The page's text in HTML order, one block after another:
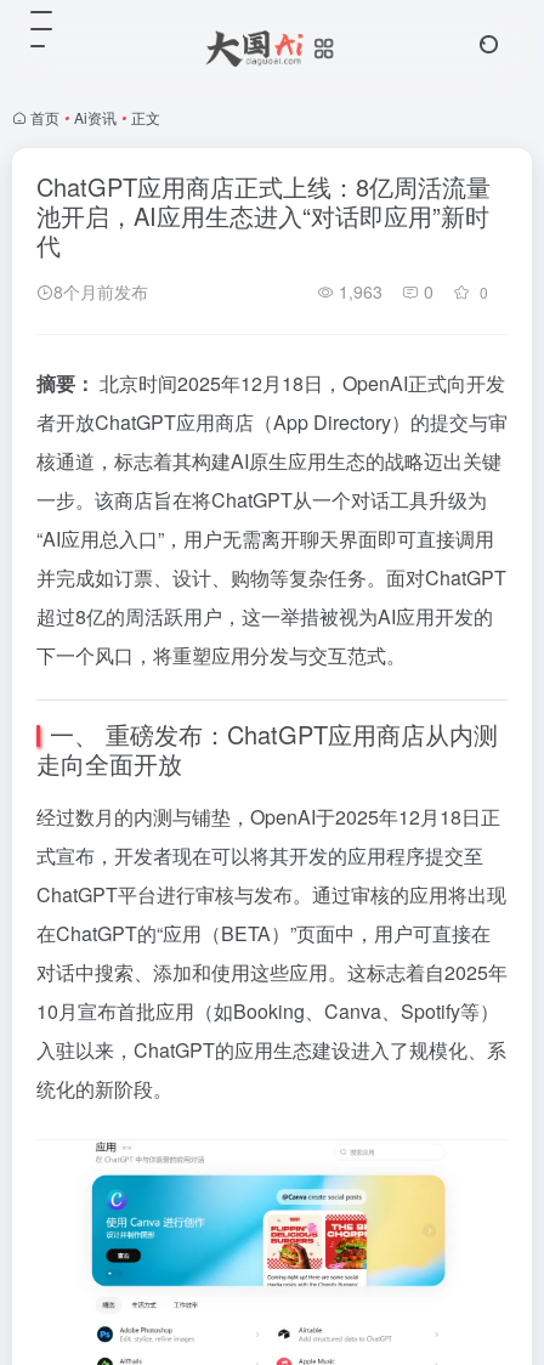
首页 • Ai资讯 • 正文
ChatGPT应用商店正式上线：8亿周活流量
池开启，AI应用生态进入“对话即应用”新时
代
8个月前发布 1,963 0 0
摘要： 北京时间2025年12月18日，OpenAI正式向开发
者开放ChatGPT应用商店（App Directory）的提交与审
核通道，标志着其构建AI原生应用生态的战略迈出关键
一步。该商店旨在将ChatGPT从一个对话工具升级为
“AI应用总入口”，用户无需离开聊天界面即可直接调用
并完成如订票、设计、购物等复杂任务。面对ChatGPT
超过8亿的周活跃用户，这一举措被视为AI应用开发的
下一个风口，将重塑应用分发与交互范式。
一、 重磅发布：ChatGPT应用商店从内测
走向全面开放
经过数月的内测与铺垫，OpenAI于2025年12月18日正
式宣布，开发者现在可以将其开发的应用程序提交至
ChatGPT平台进行审核与发布。通过审核的应用将出现
在ChatGPT的“应用（BETA）”页面中，用户可直接在
对话中搜索、添加和使用这些应用。这标志着自2025年
10月宣布首批应用（如Booking、Canva、Spotify等）
入驻以来，ChatGPT的应用生态建设进入了规模化、系
统化的新阶段。